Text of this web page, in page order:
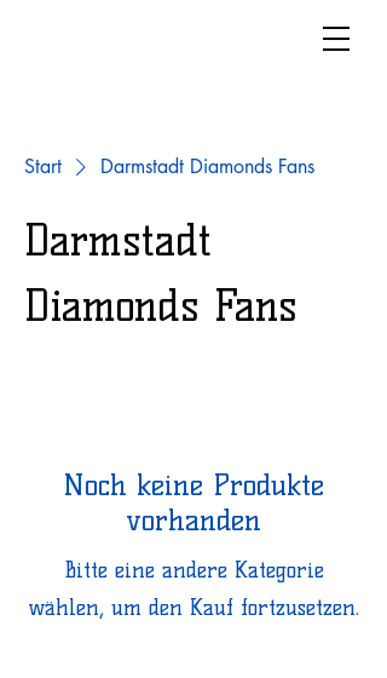
Start Darmstadt Diamonds Fans
Darmstadt
Diamonds Fans
Noch keine Produkte
vorhanden
Bitte eine andere Kategorie
wählen, um den Kauf fortzusetzen.